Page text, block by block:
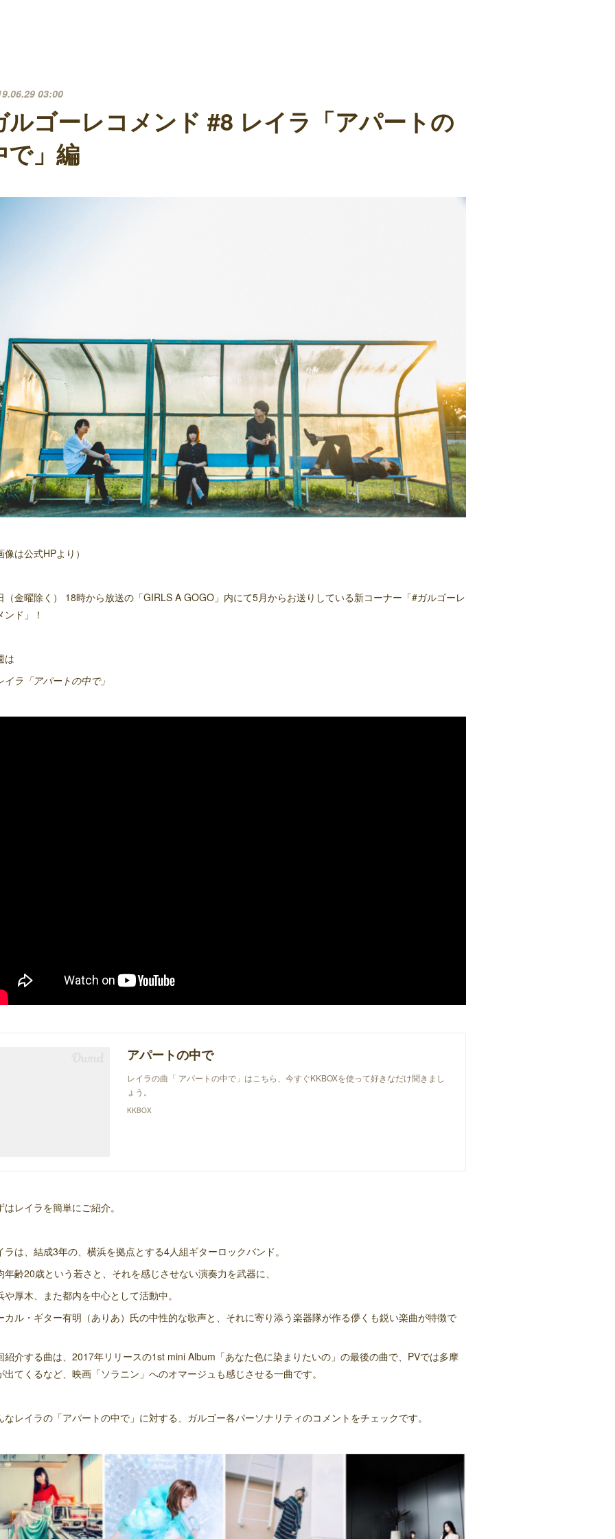
03:00
ルゴーレコメンド #8 レイラ「アパートの
で」編
像は公式HPより）
（金曜除く） 18時から放送の「GIRLS A GOGO」内にて5月からお送りしている新コーナー「#ガルゴーレ
ンド」！
は
イラ「アパートの中で」
アパートの中で
レイラの曲「 アパートの中で」はこちら、今すぐKKBOXを使って好きなだけ聞きまし
ょう。
KKBOX
はレイラを簡単にご紹介。
ラは、結成3年の、横浜を拠点とする4人組ギターロックバンド。
年齢20歳という若さと、それを感じさせない演奏力を武器に、
や厚木、また都内を中心として活動中。
カル・ギター有明（ありあ）氏の中性的な歌声と、それに寄り添う楽器隊が作る儚くも鋭い楽曲が特徴で
紹介する曲は、2017年リリースの1st mini Album「あなた色に染まりたいの」の最後の曲で、PVでは多摩
出てくるなど、映画「ソラニン」へのオマージュも感じさせる一曲です。
なレイラの「アパートの中で」に対する、ガルゴー各パーソナリティのコメントをチェックです。